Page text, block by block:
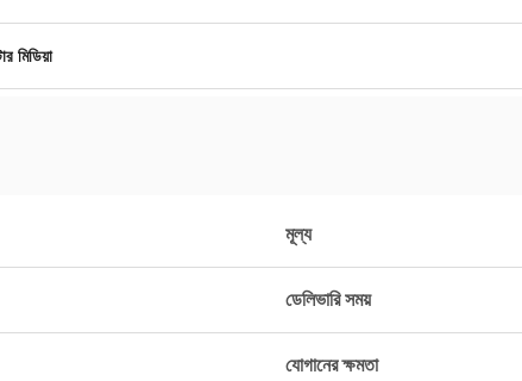
মিডিয়া
মূল্য
ডেলিভারি সময়
যোগানের ক্ষমতা